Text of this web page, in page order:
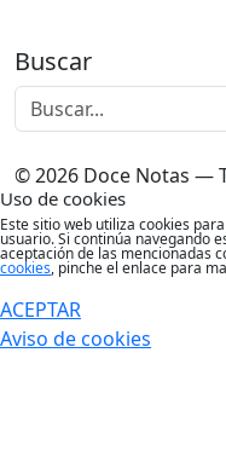
Buscar
© 2026 Doce Notas —
Uso de cookies
Este sitio web utiliza cookies
usuario. Si continúa navegando
aceptación de las mencionadas
cookies, pinche el enlace para
ACEPTAR
Aviso de cookies